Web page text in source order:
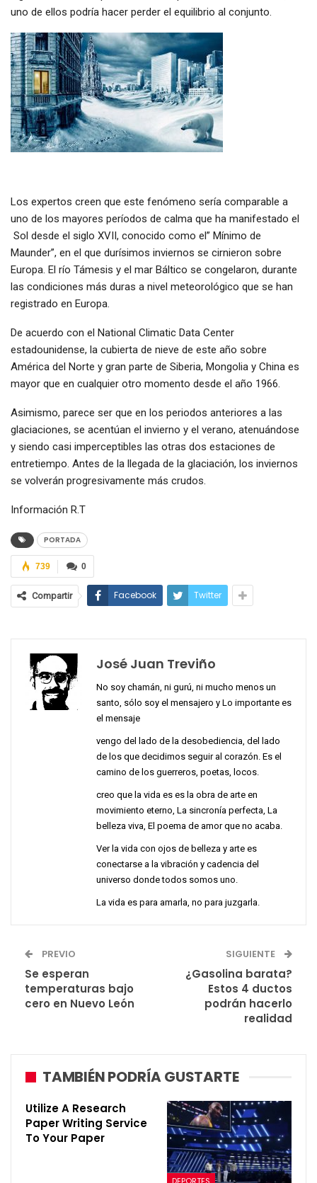
uno de ellos podría hacer perder el equilibrio al conjunto.
Los expertos creen que este fenómeno sería comparable a
uno de los mayores períodos de calma que ha manifestado el
Sol desde el siglo XVII, conocido como el” Mínimo de
Maunder”, en el que durísimos inviernos se cirnieron sobre
Europa. El río Támesis y el mar Báltico se congelaron, durante
las condiciones más duras a nivel meteorológico que se han
registrado en Europa.
De acuerdo con el National Climatic Data Center
estadounidense, la cubierta de nieve de este año sobre
América del Norte y gran parte de Siberia, Mongolia y China es
mayor que en cualquier otro momento desde el año 1966.
Asimismo, parece ser que en los periodos anteriores a las
glaciaciones, se acentúan el invierno y el verano, atenuándose
y siendo casi imperceptibles las otras dos estaciones de
entretiempo. Antes de la llegada de la glaciación, los inviernos
se volverán progresivamente más crudos.
Información R.T
PORTADA
0
739
Compartir Facebook Twitter
José Juan Treviño
No soy chamán, ni gurú, ni mucho menos un
santo, sólo soy el mensajero y Lo importante es
el mensaje
vengo del lado de la desobediencia, del lado
de los que decidimos seguir al corazón. Es el
camino de los guerreros, poetas, locos.
creo que la vida es es la obra de arte en
movimiento eterno, La sincronía perfecta, La
belleza viva, El poema de amor que no acaba.
Ver la vida con ojos de belleza y arte es
conectarse a la vibración y cadencia del
universo donde todos somos uno.
La vida es para amarla, no para juzgarla.
PREVIO
Se esperan
temperaturas bajo
cero en Nuevo León
SIGUIENTE
¿Gasolina barata?
Estos 4 ductos
podrán hacerlo
realidad
TAMBIÉN PODRÍA GUSTARTE
Utilize A Research
Paper Writing Service
To Your Paper
DEPORTES